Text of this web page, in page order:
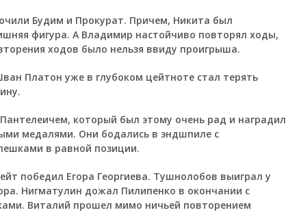
Будим и Прокурат. Причем, Никита был
фигура. А Владимир настойчиво повторял ходы,
ходов было нельзя ввиду проигрыша.
Платон уже в глубоком цейтноте стал терять
который был этому очень рад и наградил
медалями. Они бодались в эндшпиле с
в равной позиции.
победил Егора Георгиева. Тушнолобов выиграл у
Нигматулин дожал Пилипенко в окончании с
Виталий прошел мимо ничьей повторением